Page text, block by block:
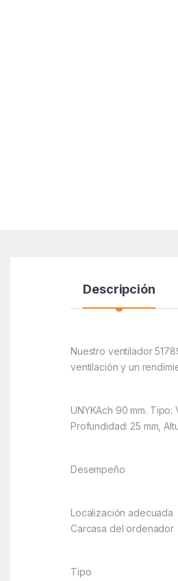
Descripción
Nuestro ventilador
ventilación y un
UNYKAch 90 mm.
Profundidad: 25 mm,
Desempeño
Localización adecuada
Carcasa del ordenador
Tipo